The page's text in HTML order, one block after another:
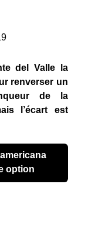
del Valle la
renverser un
de la
l’écart est
option